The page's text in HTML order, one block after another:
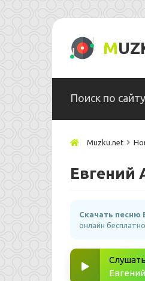
M
Muzku.net
Евгений
Скачать песню
онлайн бесплатно
Слушать